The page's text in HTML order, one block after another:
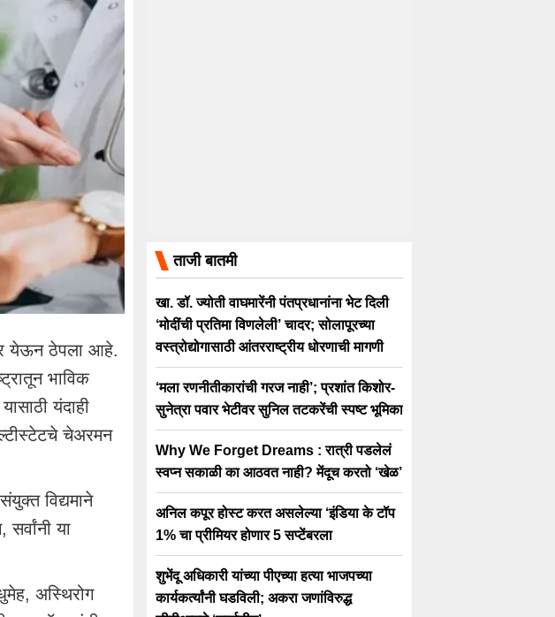
येऊन ठेपला आहे.
भाविक
यंदाही
चेअरमन
विद्यमाने
या
अस्थिरोग
ताजी बातमी
खा. डॉ. ज्योती वाघमारेंनी पंतप्रधानांना भेट दिली
‘मोदींची प्रतिमा विणलेली’ चादर; सोलापूरच्या
वस्त्रोद्योगासाठी आंतरराष्ट्रीय धोरणाची मागणी
‘मला रणनीतीकारांची गरज नाही’; प्रशांत किशोर-
सुनेत्रा पवार भेटीवर सुनिल तटकरेंची स्पष्ट भूमिका
Why We Forget Dreams : रात्री पडलेलं
स्वप्न सकाळी का आठवत नाही? मेंदूच करतो ‘खेळ’
अनिल कपूर होस्ट करत असलेल्या ‘इंडिया के टॉप
1% चा प्रीमियर होणार 5 सप्टेंबरला
शुभेंदू अधिकारी यांच्या पीएच्या हत्या भाजपच्या
कार्यकर्त्यांनी घडविली; अकरा जणांविरुद्ध